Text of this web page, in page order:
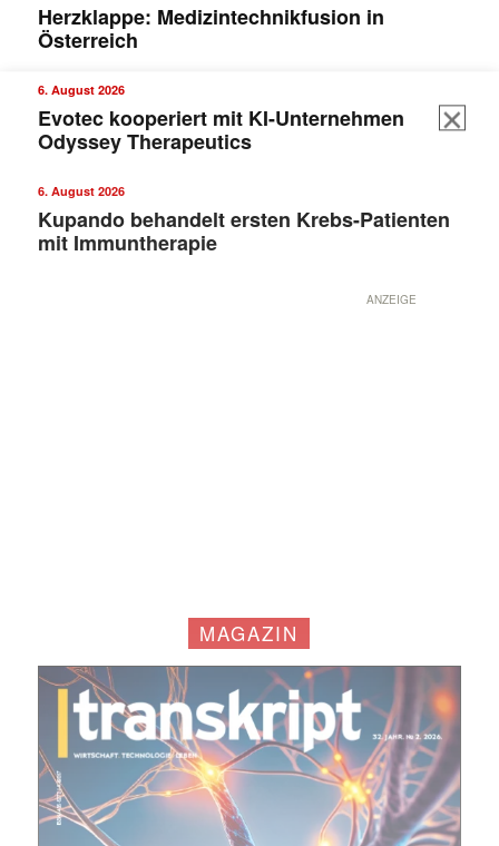
Herzklappe: Medizintechnikfusion in
Österreich
6. August 2026
Evotec kooperiert mit KI-Unternehmen
Odyssey Therapeutics
6. August 2026
Kupando behandelt ersten Krebs-Patienten
mit Immuntherapie
ANZEIGE
MAGAZIN